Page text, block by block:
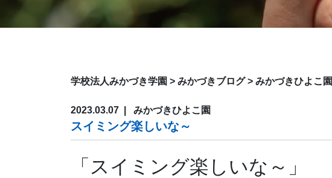
学校法人みかづき学園 > みかづきブログ> みかづきひよこ園
2023.03.07 みかづきひよこ園
スイミング楽しいな～
「スイミング楽しいな～」